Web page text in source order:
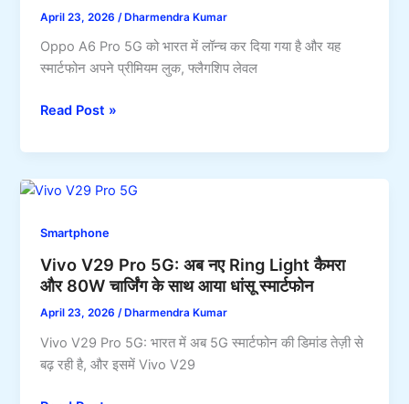
स्टोरेज
9900mAh
बड़ी
April 23, 2026 /Dharmendra Kumar
Oppo A6 Pro 5G को भारत में लॉन्च कर दिया गया है और यह
स्मार्टफोन अपने प्रीमियम लुक, फ्लैगशिप लेवल
Oppo
Pro
5G
लॉन्च:
चार्जिंग
और
200MP
कैमरा
दमदार
स्मार्टफोन,
Read Post »
Smartphone
Vivo V29 Pro 5G: अब नए Ring Light कैमरा
और 80W चार्जिंग के साथ आया धांसू स्मार्टफोन
April 23, 2026/ Dharmendra Kumar
Vivo V29 Pro 5G: भारत में अब 5G स्मार्टफोन की डिमांड तेज़ी से
बढ़ रही है, और इसमें Vivo V29